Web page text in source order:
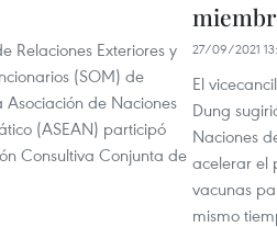
Relaciones Exteriores y
(SOM) de
de Naciones
(ASEAN) participó
Consultiva Conjunta de
27/09/2021
El
Dung
Naciones
acelerar el
vacunas
mismo